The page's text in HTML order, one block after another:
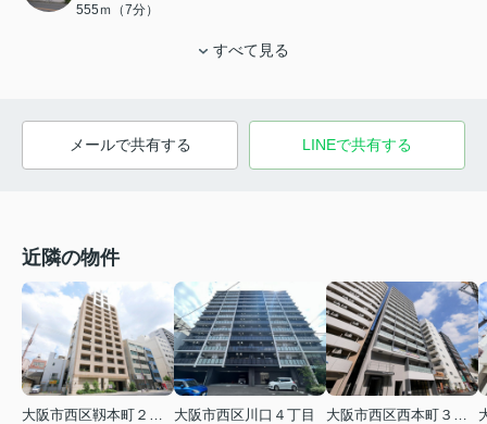
555ｍ（7分）
すべて見る
メールで共有する LINEで共有する
近隣の物件
大阪市西区川口４丁目